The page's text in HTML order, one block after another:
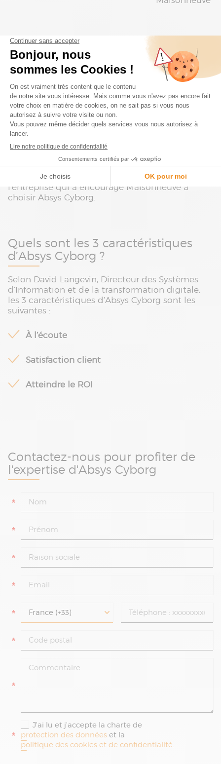
Pourquoi choisir avoir choisi Absys
Cyborg pour ces projets ?
La société Maisonneuve a fait le choix de
collaborer avec les équipes Absys Cyborg grâce à
leur double compétence CRM & ERP. Autrement
dit,les experts Absys Cyborg avaient les
compétences nécessaires pour répondre aux 2
projets
C’est égalementla capacité des équipes Absys
Cyborg à proposer des développements
spécifiques pour répondre aux besoinsde
l’entreprise qui a encouragé Maisonneuve à
choisir Absys Cyborg.
Quels sont les 3 caractéristiques
d’Absys Cyborg ?
Selon David Langevin, Directeur des Systèmes
d’Information et de la transformation digitale,
les 3 caractéristiques d’Absys Cyborg sont les
suivantes :
À l’écoute
Satisfaction client
Atteindre le ROI
Contactez-nous pour profiter de
l'expertise d'Absys Cyborg
*
*
*
*
*
*
*
*
J'ai lu et j'accepte la charte de
protection des données et la
politique des cookies et de confidentialité.